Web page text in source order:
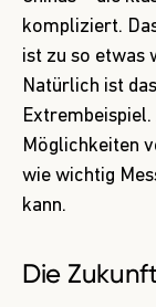
kompliziert.
ist zu so etwas
Natürlich ist
Möglichkeiten
wie wichtig
kann.
Die